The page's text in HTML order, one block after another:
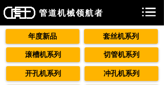
管道机械领航者
套丝机系列
年度新品
切管机系列
滚槽机系列
冲孔机系列
开孔机系列